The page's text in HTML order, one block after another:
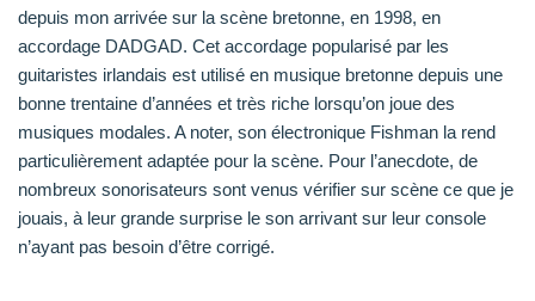
depuis mon arrivée sur la scène bretonne, en 1998, en
accordage DADGAD. Cet accordage popularisé par les
guitaristes irlandais est utilisé en musique bretonne depuis une
bonne trentaine d’années et très riche lorsqu’on joue des
musiques modales. A noter, son électronique Fishman la rend
particulièrement adaptée pour la scène. Pour l’anecdote, de
nombreux sonorisateurs sont venus vérifier sur scène ce que je
jouais, à leur grande surprise le son arrivant sur leur console
n’ayant pas besoin d’être corrigé.